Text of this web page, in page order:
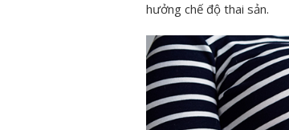
hưởng chế độ thai sản.